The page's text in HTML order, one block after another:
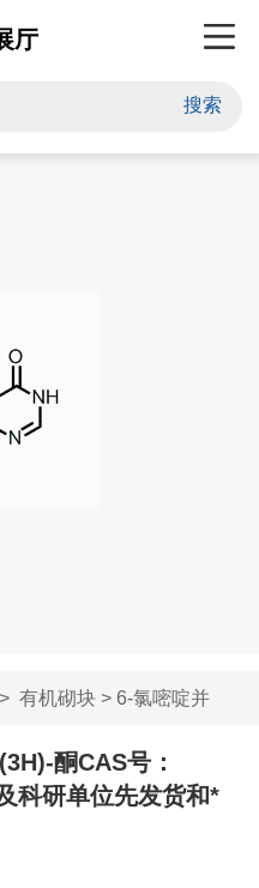
厅
搜索
有机砌块> 6-氯嘧啶并
酮CAS号：
科研单位先发货和*